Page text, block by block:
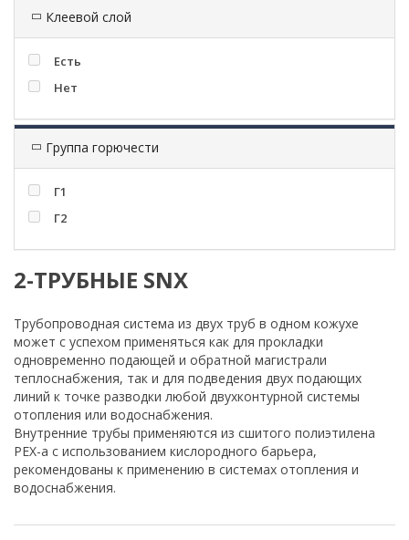
Клеевой слой
Есть
Нет
Группа горючести
Г1
Г2
2-ТРУБНЫЕ SNX
Трубопроводная система из двух труб в одном кожухе
может с успехом применяться как для прокладки
одновременно подающей и обратной магистрали
теплоснабжения, так и для подведения двух подающих
линий к точке разводки любой двухконтурной системы
отопления или водоснабжения.
Внутренние трубы применяются из сшитого полиэтилена
PEX-a с использованием кислородного барьера,
рекомендованы к применению в системах отопления и
водоснабжения.